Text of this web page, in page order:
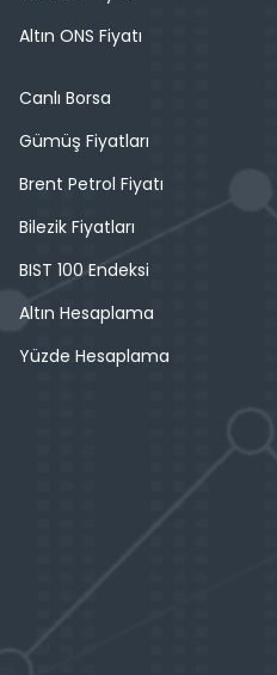
Altın ONS Fiyatı
Canlı Borsa
Gümüş Fiyatları
Brent Petrol Fiyatı
Bilezik Fiyatları
BIST 100 Endeksi
Altın Hesaplama
Yüzde Hesaplama